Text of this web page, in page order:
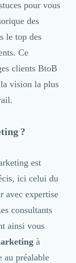
pour vous
des
le top des
Ce
clients BtoB
la vision la plus
?
est
ici celui du
avec expertise
consultants
ainsi vous
à
au préalable